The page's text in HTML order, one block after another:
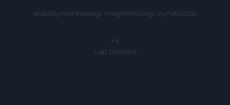
akadálymentességi megfelelőségi nyilatkozat
Lap tetejére